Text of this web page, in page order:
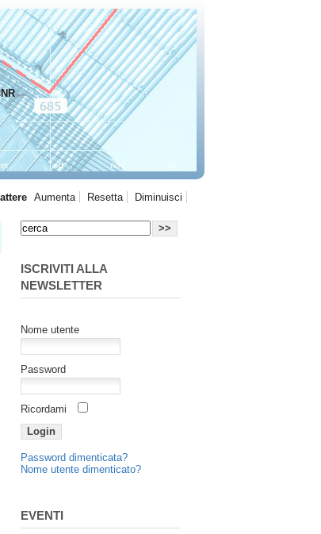
Aumenta Resetta Diminuisci
ISCRIVITI ALLA
NEWSLETTER
Nome utente
Password
Ricordami
Password dimenticata?
Nome utente dimenticato?
EVENTI